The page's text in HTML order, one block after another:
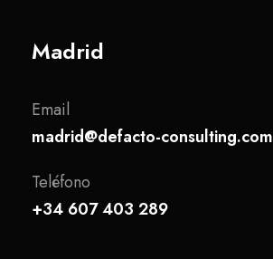
Madrid
Email
madrid@defacto-consulting.com
Teléfono
+34 607 403 289